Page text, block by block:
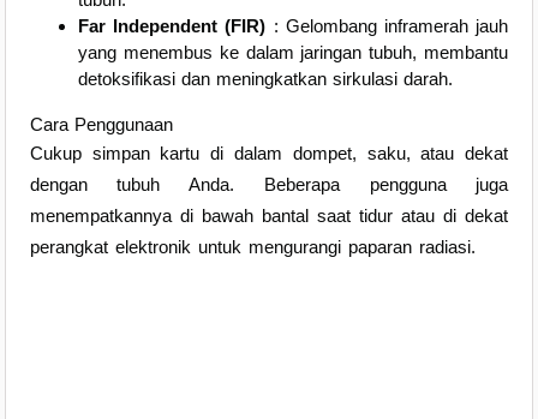
Far Independent (FIR) : Gelombang inframerah jauh
yang menembus ke dalam jaringan tubuh, membantu
detoksifikasi dan meningkatkan sirkulasi darah.
Cara Penggunaan
Cukup simpan kartu di dalam dompet, saku, atau dekat
dengan tubuh Anda. Beberapa pengguna juga
menempatkannya di bawah bantal saat tidur atau di dekat
perangkat elektronik untuk mengurangi paparan radiasi.